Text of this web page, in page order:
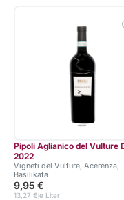
Pipoli Aglianico del Vulture
2022
Vigneti del Vulture, Acerenza,
Basilikata
9,95 €
je Liter
13,27 €